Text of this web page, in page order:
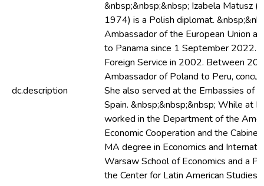
dc.description
&nbsp;&nbsp;&nbsp; Izabela Matusz
1974) is a Polish diplomat.
Ambassador of the European Union
to Panama since 1 September 2022.
Foreign Service in 2002. Between
Ambassador of Poland to Peru,
She also served at the Embassies of
Spain. &nbsp;&nbsp;&nbsp; While at
worked in the Department of the
Economic Cooperation and the
MA degree in Economics and
Warsaw School of Economics and a
the Center for Latin American Studies